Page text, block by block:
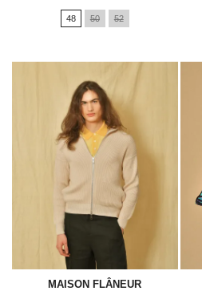
48 50 52
MAISON FLÂNEUR